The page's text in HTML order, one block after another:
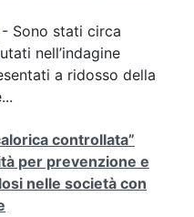
- Sono stati circa
nell’indagine
a ridosso della
controllata”
per prevenzione e
nelle società con